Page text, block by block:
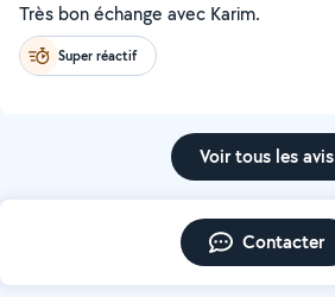
Très bon échange avec Karim.
Super réactif
Voir tous les avis
Contacter